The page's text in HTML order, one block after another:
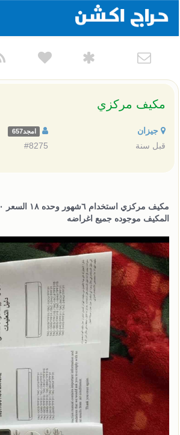
مكيف مركزي
جيزان امجد657
قبل سنة #8275
المكيف موجوده جميع اغراضه